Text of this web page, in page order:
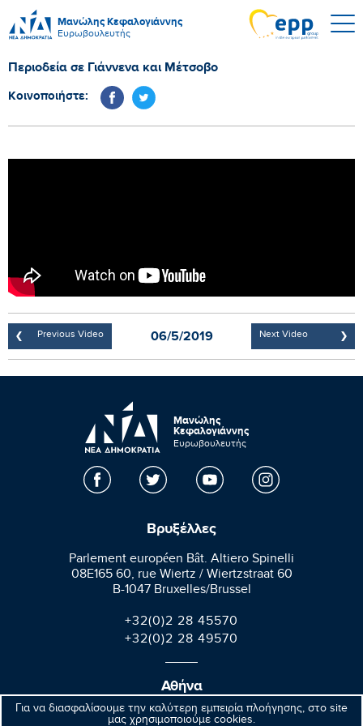
Μανώλης Κεφαλογιάννης
Ευρωβουλευτής
Για να διασφαλίσουμε την καλύτερη εμπειρία πλοήγησης, στο site
μας χρησιμοποιούμε cookies.
Περιοδεία σε Γιάννενα και Μέτσοβο
Κοινοποιήστε:
Previous Video 06/5/2019 Next Video
Μανώλης
Κεφαλογιάννης
Ευρωβουλευτής
Βρυξέλλες
Parlement européen Bât. Altiero Spinelli
08E165 60, rue Wiertz / Wiertzstraat 60
B-1047 Bruxelles/Brussel
+32(0)2 28 45570
+32(0)2 28 49570
Αθήνα
Βαλαωρίτου 9A, Aθήνα 106 71